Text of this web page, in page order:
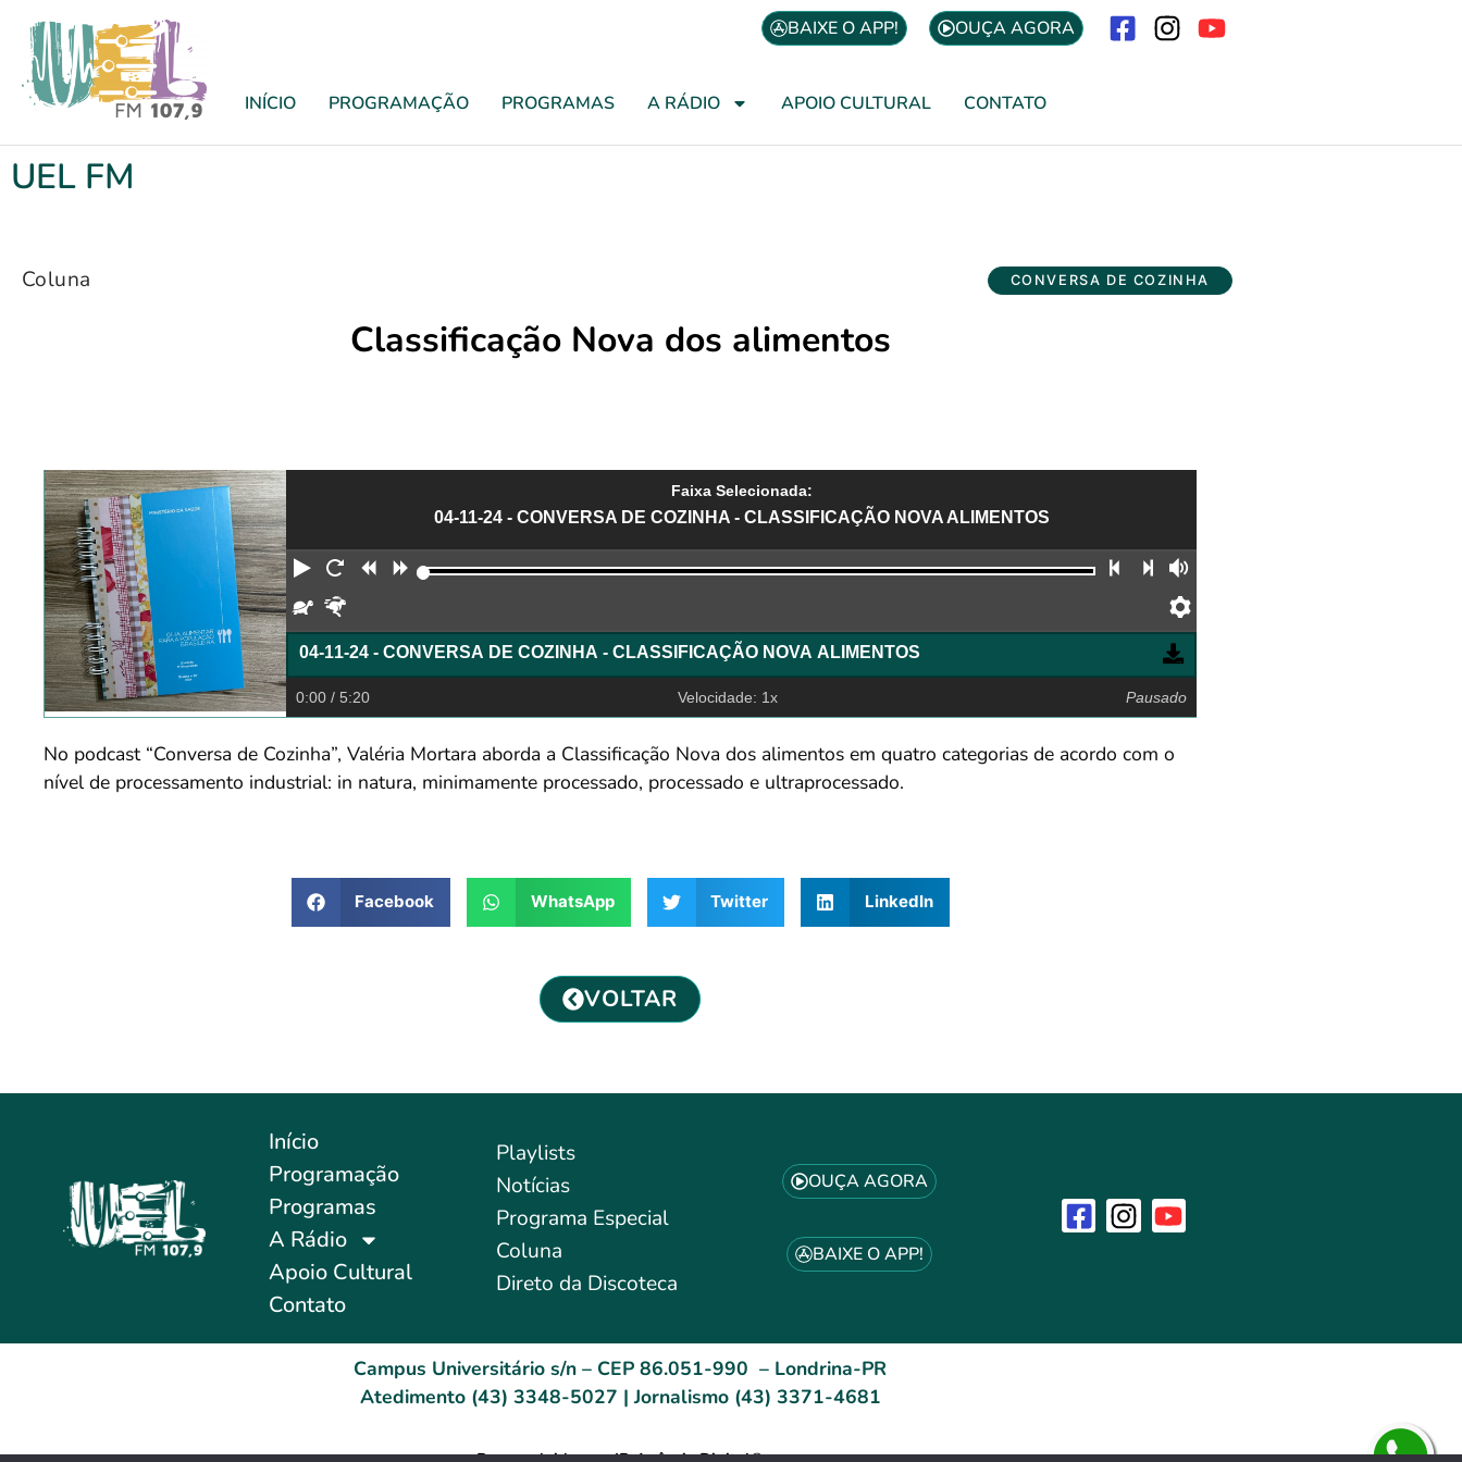
BAIXE O APP! OUÇA AGORA
INÍCIO PROGRAMAÇÃO PROGRAMAS A RÁDIO APOIO CULTURAL CONTATO
UEL FM
Coluna CONVERSA DE COZINHA
Classificação Nova dos alimentos
Faixa Selecionada:
04-11-24 - CONVERSA DE COZINHA - CLASSIFICAÇÃO NOVA ALIMENTOS
Reproduzir
Reiniciar
Retroceder
Avançar Faixa anterior
Próxima faixa
Devagar
Preferências
04-11-24 - CONVERSA DE COZINHA - CLASSIFICAÇÃO NOVA ALIMENTOS
0:00 / 5:20 Velocidade: 1x Pausado
No podcast “Conversa de Cozinha”, Valéria Mortara aborda a Classificação Nova dos alimentos em quatro categorias de acordo com o
nível de processamento industrial: in natura, minimamente processado, processado e ultraprocessado.
Facebook WhatsApp Twitter LinkedIn
VOLTAR
Início
Programação
Programas
A Rádio
Apoio Cultural
Contato
Playlists
Notícias
Programa Especial
Coluna
Direto da Discoteca
OUÇA AGORA
BAIXE O APP!
Campus Universitário s/n – CEP 86.051-990 – Londrina-PR
Atedimento (43) 3348-5027 | Jornalismo (43) 3371-4681